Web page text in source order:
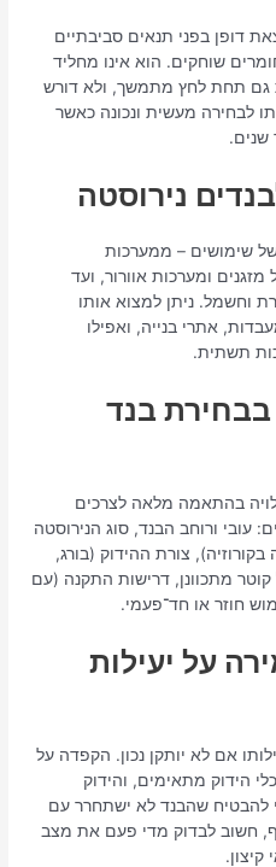
דופן בפני תנאים סביבתיים
שוחקים. הוא אינו מחליד
גם תחת לחץ מתמשך, ולא דורש
לבחירה מעשית ונכונה כאשר
שנים.
נירוסטה
שימושים – ממערכות
ומערכות אוורור, ועד
וחשמל. ניתן למצוא אותו
אתרי בנייה, ואפילו
תשתית.
בנד
בהתאמה מלאה לצרכים
עובי ורוחב הבנד, סוג הנירוסטה
גבוהה בקורוזיה), צורת ההידוק (בורג,
קוטר מתכוונן, דרישות התקנה (עם
חוזר או חד־פעמי.
על יעילות
אם לא יותקן נכון. הקפדה על
הידוק מתאימים, והידוק
להבטיח שהבנד לא ישתחרר עם
חשוב לבדוק מדי פעם את מצב